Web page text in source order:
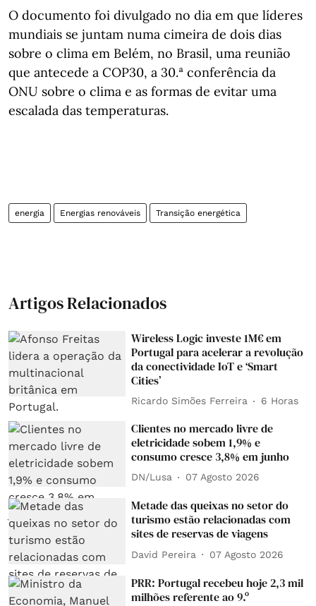
O documento foi divulgado no dia em que líderes
mundiais se juntam numa cimeira de dois dias
sobre o clima em Belém, no Brasil, uma reunião
que antecede a COP30, a 30.ª conferência da
ONU sobre o clima e as formas de evitar uma
escalada das temperaturas.
energia Energias renováveis Transição energética
Artigos Relacionados
Wireless Logic investe 1M€ em
Portugal para acelerar a revolução
da conectividade IoT e ‘Smart
Cities’
Ricardo Simões Ferreira 6 Horas
Clientes no mercado livre de
eletricidade sobem 1,9% e
consumo cresce 3,8% em junho
DN/Lusa 07 Agosto 2026
Metade das queixas no setor do
turismo estão relacionadas com
sites de reservas de viagens
David Pereira 07 Agosto 2026
PRR: Portugal recebeu hoje 2,3 mil
milhões referente ao 9.º